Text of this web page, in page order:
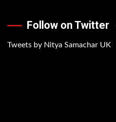
Follow on Twitter
Tweets by Nitya Samachar UK